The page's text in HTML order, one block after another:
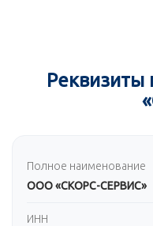
Реквизиты
Полное наименование
ООО «СКОРС-СЕРВИС»
ИНН